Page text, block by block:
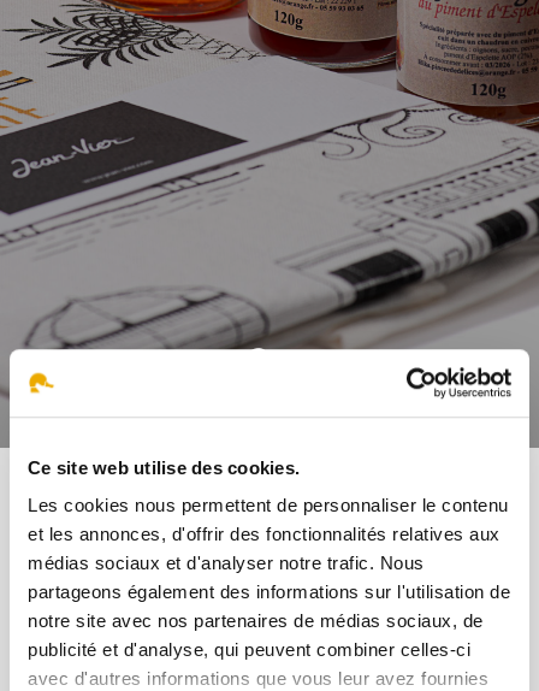
Ce site web utilise des cookies.
Les cookies nous permettent de personnaliser le contenu
et les annonces, d'offrir des fonctionnalités relatives aux
médias sociaux et d'analyser notre trafic. Nous
partageons également des informations sur l'utilisation de
notre site avec nos partenaires de médias sociaux, de
publicité et d'analyse, qui peuvent combiner celles-ci
avec d'autres informations que vous leur avez fournies
Confit PIM
Tous nos produits
Confit PIM
En rupture de stock